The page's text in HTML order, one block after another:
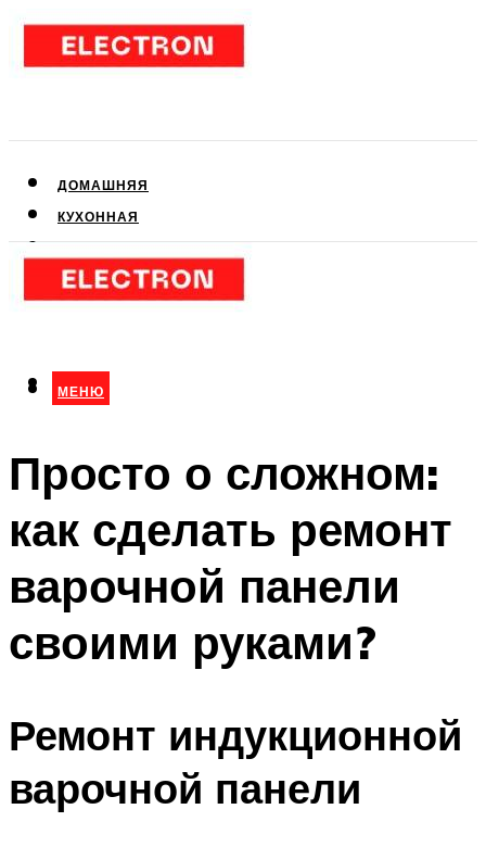
ДОМАШНЯЯ
КУХОННАЯ
КЛИМАТИЧЕСКАЯ
МЕНЮ
МЕНЮ
Просто о сложном:
как сделать ремонт
варочной панели
своими руками?
Ремонт индукционной
варочной панели